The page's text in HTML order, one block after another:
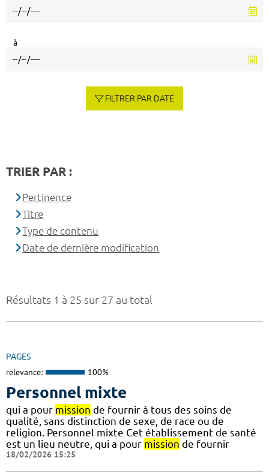
Résultats 1 à 25 sur 27 au total
PAGES
relevance: 100%
Personnel mixte
qui a pour mission de fournir à tous des soins de
qualité, sans distinction de sexe, de race ou de
religion. Personnel mixte Cet établissement de santé
est un lieu neutre, qui a pour mission de fournir
18/02/2026 15:25
à
FILTRER PAR DATE
TRIER PAR :
Pertinence
Titre
Type de contenu
Date de dernière modification